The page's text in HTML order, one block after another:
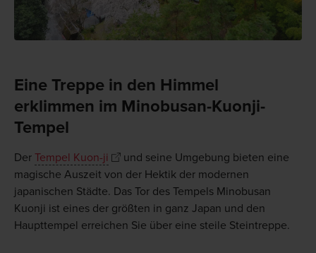
Eine Treppe in den Himmel
erklimmen im Minobusan-Kuonji-
Tempel
Der Tempel Kuon-ji
und seine Umgebung bieten eine
magische Auszeit von der Hektik der modernen
japanischen Städte. Das Tor des Tempels Minobusan
Kuonji ist eines der größten in ganz Japan und den
Haupttempel erreichen Sie über eine steile Steintreppe.